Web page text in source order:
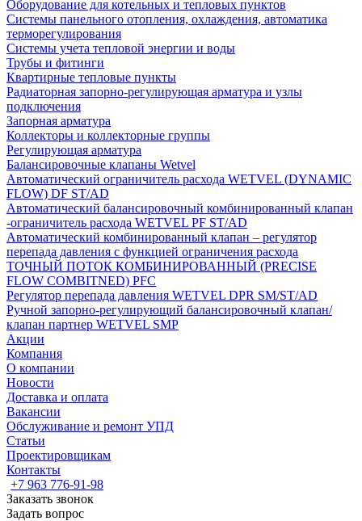
Оборудование для котельных и тепловых пунктов
Системы панельного отопления, охлаждения, автоматика
терморегулирования
Системы учета тепловой энергии и воды
Трубы и фитинги
Квартирные тепловые пункты
Радиаторная запорно-регулирующая арматура и узлы
подключения
Запорная арматура
Коллекторы и коллекторные группы
Регулирующая арматура
Балансировочные клапаны Wetvel
Автоматический ограничитель расхода WETVEL (DYNAMIC
FLOW) DF ST/AD
Автоматический балансировочный комбинированный клапан
-ограничитель расхода WETVEL PF ST/AD
Автоматический комбинированный клапан – регулятор
перепада давления с функцией ограничения расхода
ТОЧНЫЙ ПОТОК КОМБИНИРОВАННЫЙ (PRECISE
FLOW COMBIТNED) PFC
Регулятор перепада давления WETVEL DPR SM/ST/AD
Ручной запорно-регулирующий балансировочный клапан/
клапан партнер WETVEL SMP
Акции
Компания
О компании
Новости
Доставка и оплата
Вакансии
Обслуживание и ремонт УПД
Статьи
Проектировщикам
Контакты
+7 963 776-91-98
Заказать звонок
Задать вопрос